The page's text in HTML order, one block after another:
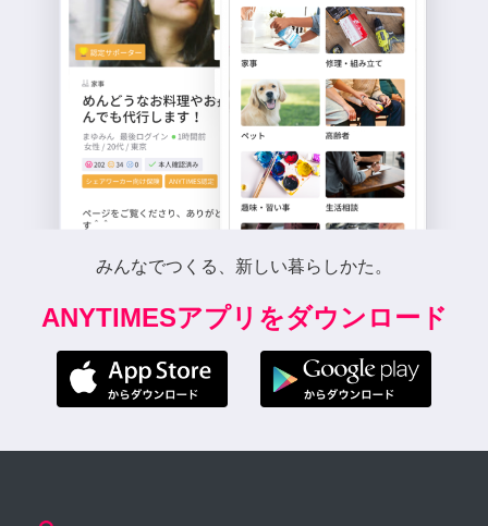
みんなでつくる、新しい暮らしかた。
ANYTIMESアプリをダウンロード